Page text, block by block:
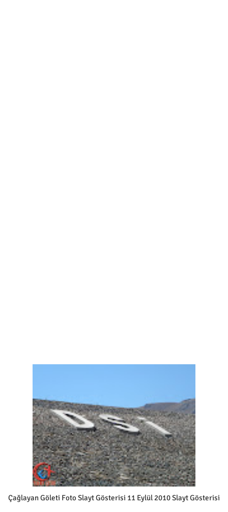
Çağlayan Göleti Foto Slayt Gösterisi 11 Eylül 2010 Slayt Gösterisi